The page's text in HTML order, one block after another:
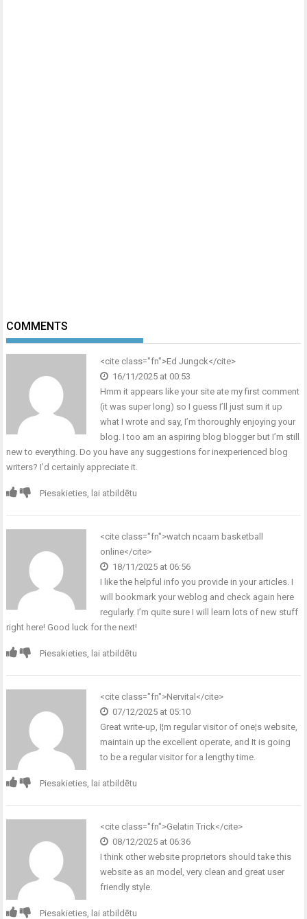
COMMENTS
<cite class="fn">Ed Jungck</cite>
16/11/2025 at 00:53
Hmm it appears like your site ate my first comment
(it was super long) so I guess I’ll just sum it up
what I wrote and say, I’m thoroughly enjoying your
blog. I too am an aspiring blog blogger but I’m still
new to everything. Do you have any suggestions for inexperienced blog
writers? I’d certainly appreciate it.
Piesakieties, lai atbildētu
<cite class="fn">watch ncaam basketball
online</cite>
18/11/2025 at 06:56
I like the helpful info you provide in your articles. I
will bookmark your weblog and check again here
regularly. I’m quite sure I will learn lots of new stuff
right here! Good luck for the next!
Piesakieties, lai atbildētu
<cite class="fn">Nervital </cite>
07/12/2025 at 05:10
Great write-up, I¦m regular visitor of one¦s website,
maintain up the excellent operate, and It is going
to be a regular visitor for a lengthy time.
Piesakieties, lai atbildētu
<cite class="fn">Gelatin Trick</cite>
08/12/2025 at 06:36
I think other website proprietors should take this
website as an model, very clean and great user
friendly style.
Piesakieties, lai atbildētu